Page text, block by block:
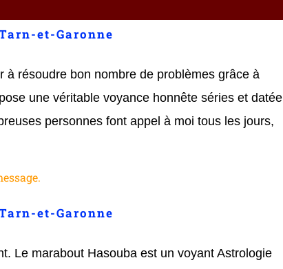
et-Garonne
résoudre bon nombre de problèmes grâce à
une véritable voyance honnête séries et datée
personnes font appel à moi tous les jours,
et-Garonne
Le marabout Hasouba est un voyant Astrologie